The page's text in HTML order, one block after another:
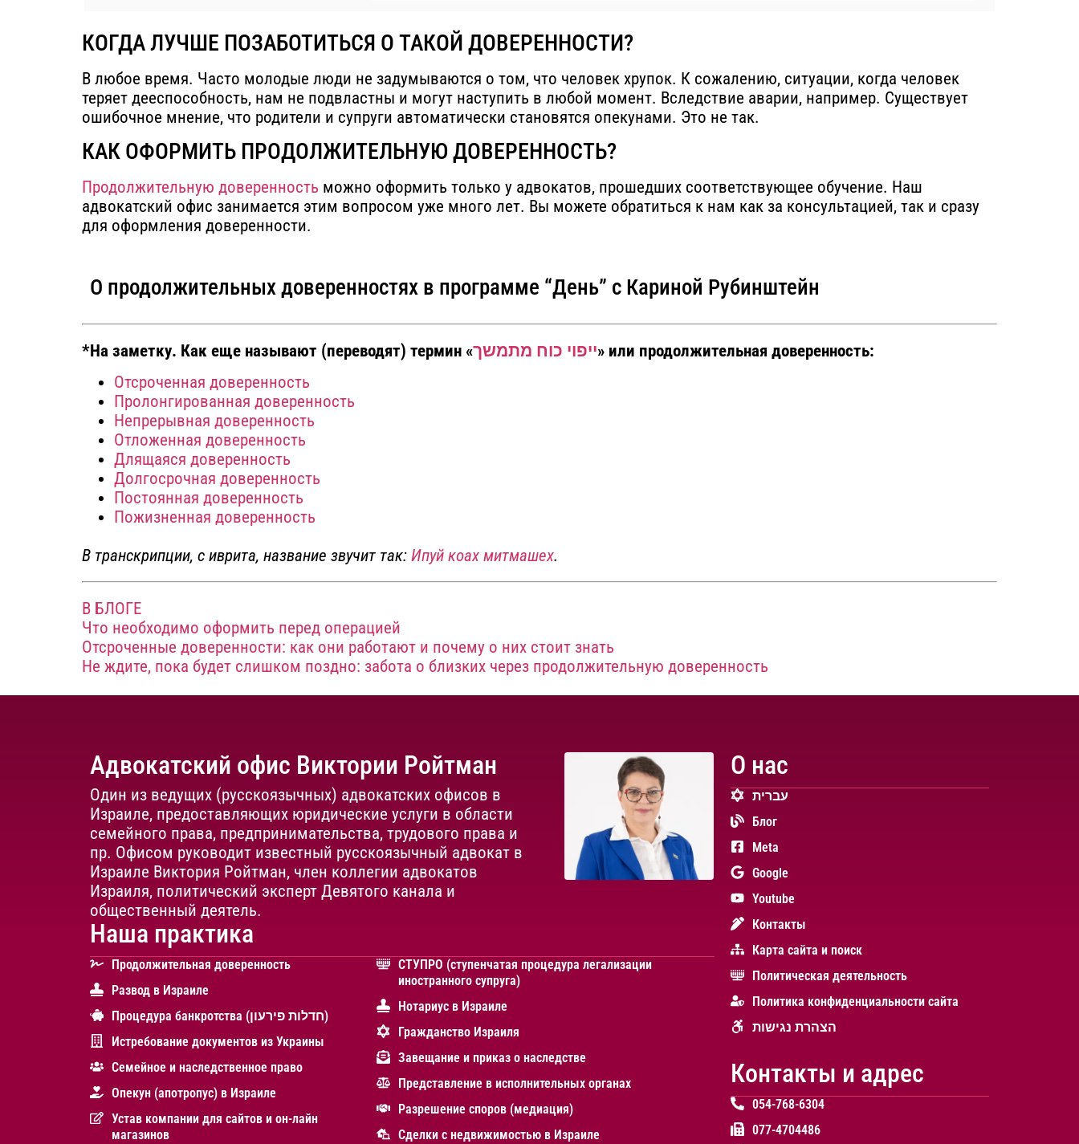
КОГДА ЛУЧШЕ ПОЗАБОТИТЬСЯ О ТАКОЙ ДОВЕРЕННОСТИ?
В любое время. Часто молодые люди не задумываются о том, что человек хрупок. К сожалению, ситуации, когда человек
теряет дееспособность, нам не подвластны и могут наступить в любой момент. Вследствие аварии, например. Существует
ошибочное мнение, что родители и супруги автоматически становятся опекунами. Это не так.
КАК ОФОРМИТЬ ПРОДОЛЖИТЕЛЬНУЮ ДОВЕРЕННОСТЬ?
Продолжительную доверенность можно оформить только у адвокатов, прошедших соответствующее обучение. Наш
адвокатский офис занимается этим вопросом уже много лет. Вы можете обратиться к нам как за консультацией, так и сразу
для оформления доверенности.
О продолжительных доверенностях в программе “День” с Кариной Рубинштейн
*На заметку. Как еще называют (переводят) термин «ייפוי כוח מתמשך» или продолжительная доверенность:
Отсроченная доверенность
Пролонгированная доверенность
Непрерывная доверенность
Отложенная доверенность
Длящаяся доверенность
Долгосрочная доверенность
Постоянная доверенность
Пожизненная доверенность
В транскрипции, с иврита, название звучит так: Ипуй коах митмашех.
В БЛОГЕ
Что необходимо оформить перед операцией
Отсроченные доверенности: как они работают и почему о них стоит знать
Не ждите, пока будет слишком поздно: забота о близких через продолжительную доверенность
Адвокатский офис Виктории Ройтман
Один из ведущих (русскоязычных) адвокатских офисов в
Израиле, предоставляющих юридические услуги в области
семейного права, предпринимательства, трудового права и
пр. Офисом руководит известный русскоязычный адвокат в
Израиле Виктория Ройтман, член коллегии адвокатов
Израиля, политический эксперт Девятого канала и
общественный деятель.
Наша практика
Продолжительная доверенность
Развод в Израиле
Процедура банкротства (חדלות פירעון)
Истребование документов из Украины
Cемейное и наследственное право
Опекун (апотропус) в Израиле
Устав компании для сайтов и он-лайн
магазинов
СТУПРО (ступенчатая процедура легализации
иностранного супруга)
Нотариус в Израиле
Гражданство Израиля
Завещание и приказ о наследстве
Представление в исполнительных органах
Разрешение споров (медиация)
Сделки с недвижимостью в Израиле
О нас
עברית
Блог
Meta
Google
Youtube
Контакты
Карта сайта и поиск
Политическая деятельность
Политика конфиденциальности сайта
הצהרת נגישות
Контакты и адрес
054-768-6304
077-4704486